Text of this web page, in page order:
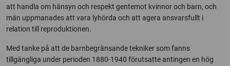
att handla om hänsyn och respekt gentemot kvinnor och barn, och
män uppmanades att vara lyhörda och att agera ansvarsfullt i
relation till reproduktionen.
Med tanke på att de barnbegränsande tekniker som fanns
tillgängliga under perioden 1880-1940 förutsatte antingen en hög